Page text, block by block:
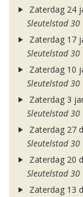
Zaterdag 24
Sleutelstad 30
Zaterdag 17
Sleutelstad 30
Zaterdag 10
Sleutelstad 30
Zaterdag 3
Sleutelstad 30
Zaterdag 27
Sleutelstad 30
Zaterdag 20
Sleutelstad 30
Zaterdag 13